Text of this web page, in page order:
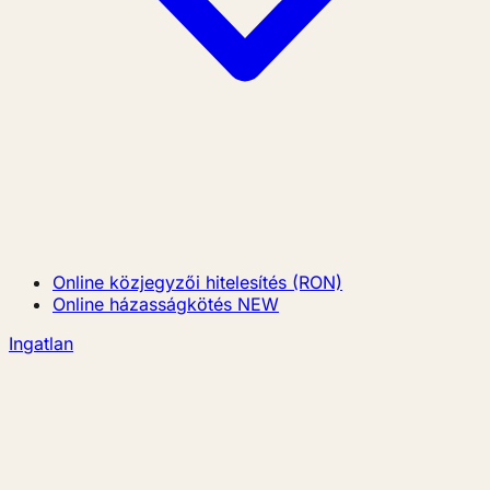
Online közjegyzői hitelesítés (RON)
Online házasságkötés NEW
Ingatlan